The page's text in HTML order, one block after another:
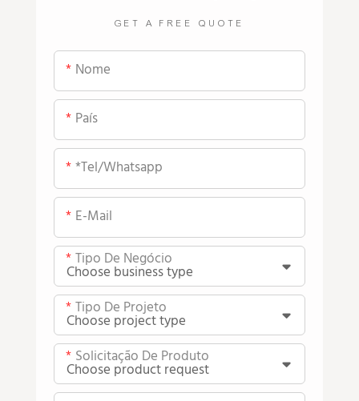
GET A FREE QUOTE
Nome
País
*tel/whatsapp
E-Mail
Tipo De Negócio
Tipo De Projeto
Solicitação De Produto